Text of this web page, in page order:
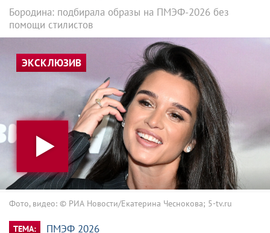
Бородина: подбирала образы на ПМЭФ-2026 без
помощи стилистов
ЭКСКЛЮЗИВ
Фото, видео: © РИА Новости/Екатерина Чеснокова; 5-tv.ru
ТЕМА: ПМЭФ 2026